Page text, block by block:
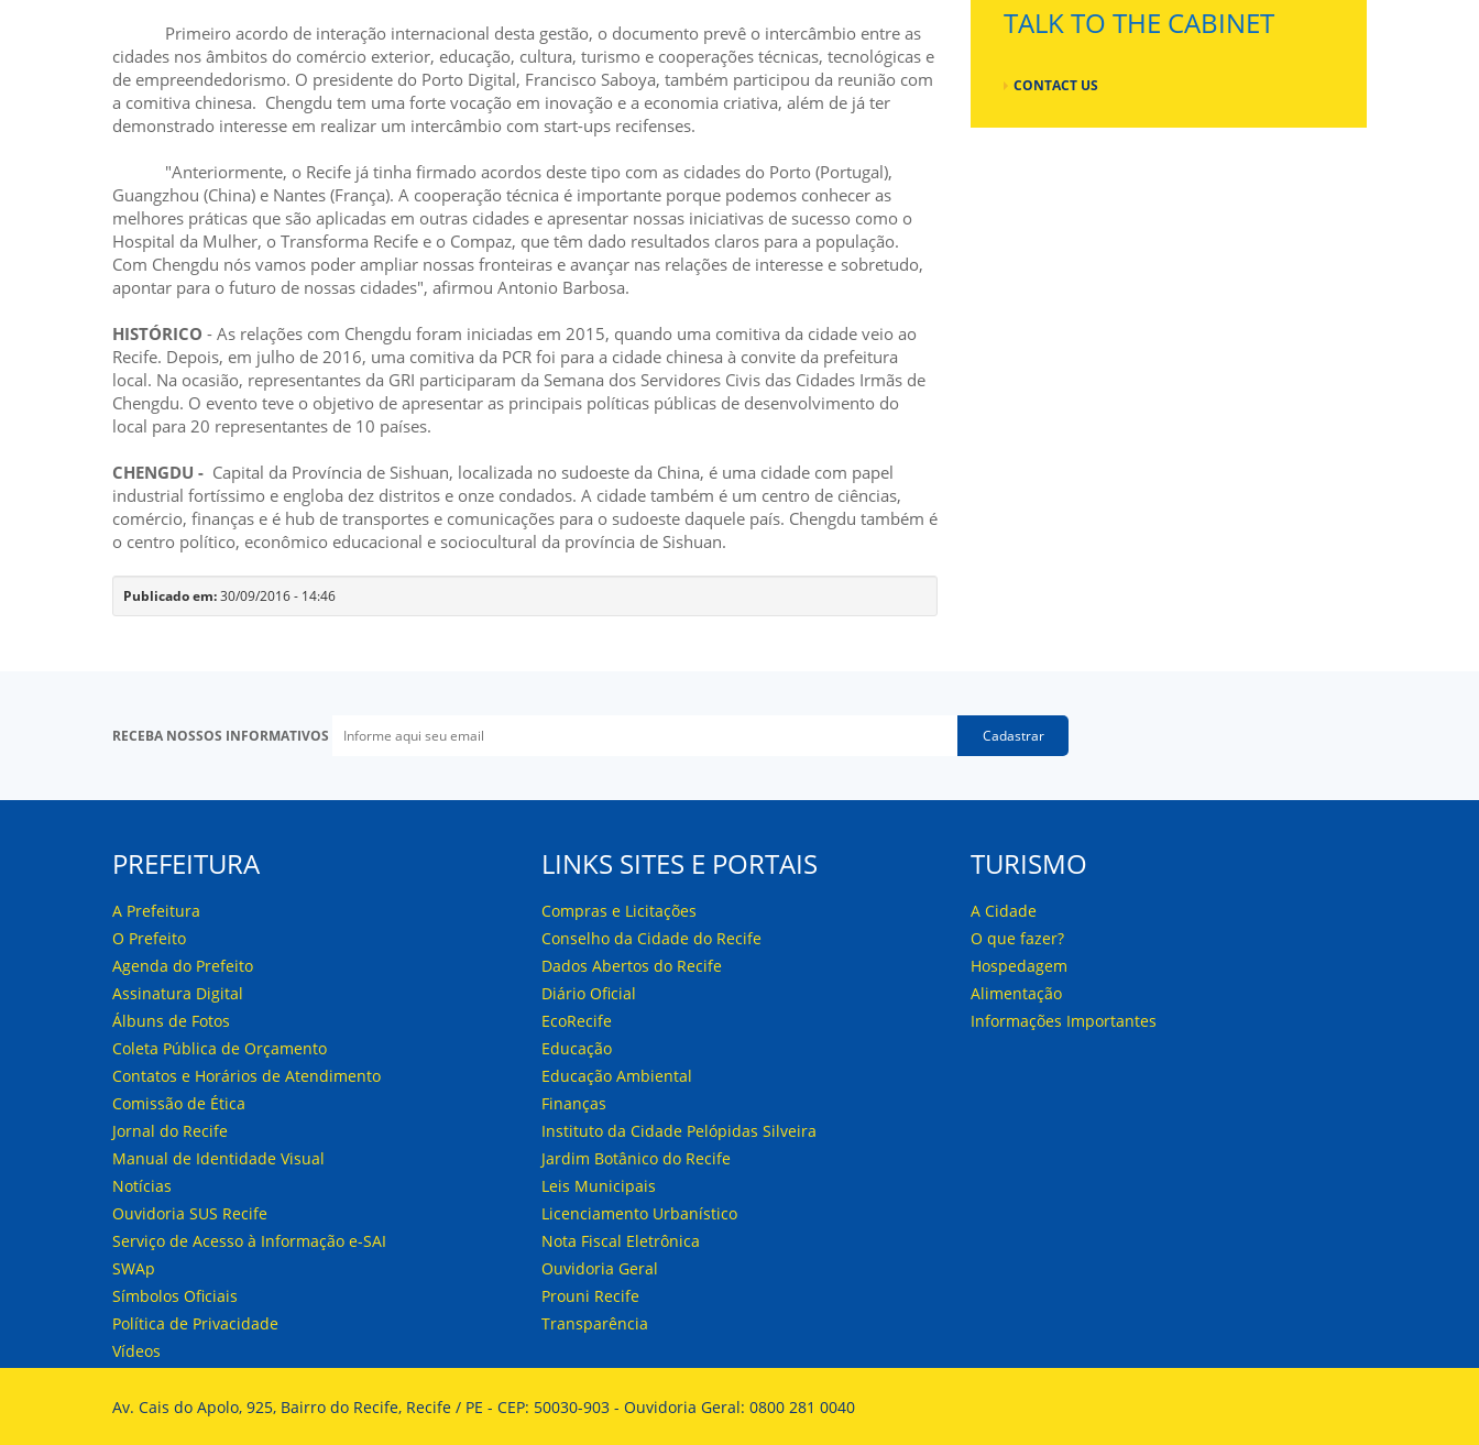
Primeiro acordo de interação internacional desta gestão, o documento prevê o intercâmbio entre as
cidades nos âmbitos do comércio exterior, educação, cultura, turismo e cooperações técnicas, tecnológicas e
de empreendedorismo. O presidente do Porto Digital, Francisco Saboya, também participou da reunião com
a comitiva chinesa. Chengdu tem uma forte vocação em inovação e a economia criativa, além de já ter
demonstrado interesse em realizar um intercâmbio com start-ups recifenses.
"Anteriormente, o Recife já tinha firmado acordos deste tipo com as cidades do Porto (Portugal),
Guangzhou (China) e Nantes (França). A cooperação técnica é importante porque podemos conhecer as
melhores práticas que são aplicadas em outras cidades e apresentar nossas iniciativas de sucesso como o
Hospital da Mulher, o Transforma Recife e o Compaz, que têm dado resultados claros para a população.
Com Chengdu nós vamos poder ampliar nossas fronteiras e avançar nas relações de interesse e sobretudo,
apontar para o futuro de nossas cidades", afirmou Antonio Barbosa.
HISTÓRICO - As relações com Chengdu foram iniciadas em 2015, quando uma comitiva da cidade veio ao
Recife. Depois, em julho de 2016, uma comitiva da PCR foi para a cidade chinesa à convite da prefeitura
local. Na ocasião, representantes da GRI participaram da Semana dos Servidores Civis das Cidades Irmãs de
Chengdu. O evento teve o objetivo de apresentar as principais políticas públicas de desenvolvimento do
local para 20 representantes de 10 países.
CHENGDU - Capital da Província de Sishuan, localizada no sudoeste da China, é uma cidade com papel
industrial fortíssimo e engloba dez distritos e onze condados. A cidade também é um centro de ciências,
comércio, finanças e é hub de transportes e comunicações para o sudoeste daquele país. Chengdu também é
o centro político, econômico educacional e sociocultural da província de Sishuan.
Publicado em:30/09/2016 - 14:46
TALK TO THE CABINET
CONTACT US
RECEBA NOSSOS INFORMATIVOS Cadastrar
PREFEITURA
A Prefeitura
O Prefeito
Agenda do Prefeito
Assinatura Digital
Álbuns de Fotos
Coleta Pública de Orçamento
Contatos e Horários de Atendimento
Comissão de Ética
Jornal do Recife
Manual de Identidade Visual
Notícias
Ouvidoria SUS Recife
Serviço de Acesso à Informação e-SAI
SWAp
Símbolos Oficiais
Política de Privacidade
Vídeos
LINKS SITES E PORTAIS
Compras e Licitações
Conselho da Cidade do Recife
Dados Abertos do Recife
Diário Oficial
EcoRecife
Educação
Educação Ambiental
Finanças
Instituto da Cidade Pelópidas Silveira
Jardim Botânico do Recife
Leis Municipais
Licenciamento Urbanístico
Nota Fiscal Eletrônica
Ouvidoria Geral
Prouni Recife
Transparência
TURISMO
A Cidade
O que fazer?
Hospedagem
Alimentação
Informações Importantes
Av. Cais do Apolo, 925, Bairro do Recife, Recife / PE - CEP: 50030-903 - Ouvidoria Geral: 0800 281 0040